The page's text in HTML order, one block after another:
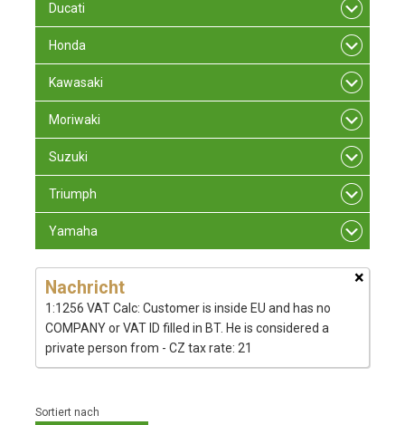
Ducati
Honda
Kawasaki
Moriwaki
Suzuki
Triumph
Yamaha
×
Nachricht
1:1256 VAT Calc: Customer is inside EU and has no
COMPANY or VAT ID filled in BT. He is considered a
private person from - CZ tax rate: 21
Sortiert nach